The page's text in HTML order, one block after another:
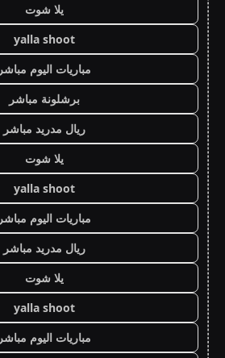
يلا شوت
yalla shoot
مباريات اليوم مباشر
برشلونة مباشر
ريال مدريد مباشر
يلا شوت
yalla shoot
مباريات اليوم مباشر
ريال مدريد مباشر
يلا شوت
yalla shoot
مباريات اليوم مباشر